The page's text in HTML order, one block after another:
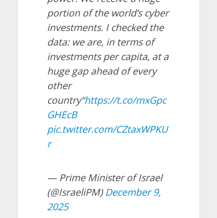
portion of the world’s cyber
investments. I checked the
data: we are, in terms of
investments per capita, at a
huge gap ahead of every
other
country“https://t.co/mxGpc
GHEcB
pic.twitter.com/CZtaxWPKU
r
— Prime Minister of Israel
(@IsraeliPM) December 9,
2025